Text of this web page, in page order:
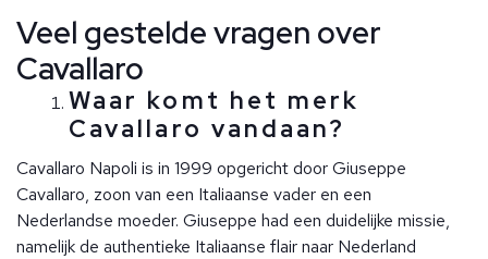
Veel gestelde vragen over
Cavallaro
Waar komt het merk
Cavallaro vandaan?
Cavallaro Napoli is in 1999 opgericht door Giuseppe
Cavallaro, zoon van een Italiaanse vader en een
Nederlandse moeder. Giuseppe had een duidelijke missie,
namelijk de authentieke Italiaanse flair naar Nederland